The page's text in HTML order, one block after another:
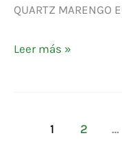
QUARTZ MARENGO
Leer más »
1 2 …